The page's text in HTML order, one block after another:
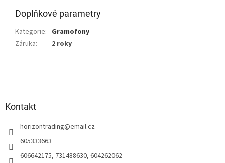
Doplňkové parametry
Kategorie: Gramofony
Záruka: 2 roky
Kontakt
horizontrading@email.cz
605333663
606642175, 731488630, 604262062